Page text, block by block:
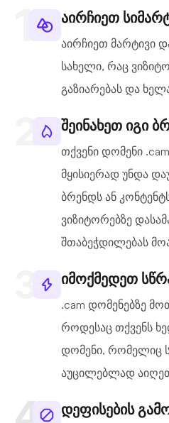
აირჩიეთ
აირჩიეთ მარტივი
სახელი, რაც
გაზიარებას და
შეინახეთ იგი
თქვენი დომენი
მყისიერად უნდა
ბრენდს ან
ვიზიტორებზე
შთაბეჭდილებას
იმოქმედეთ
.cam დომენებზე
როდესაც თქვენს
დომენი, რომელიც
აუცილებლად
დეფისების